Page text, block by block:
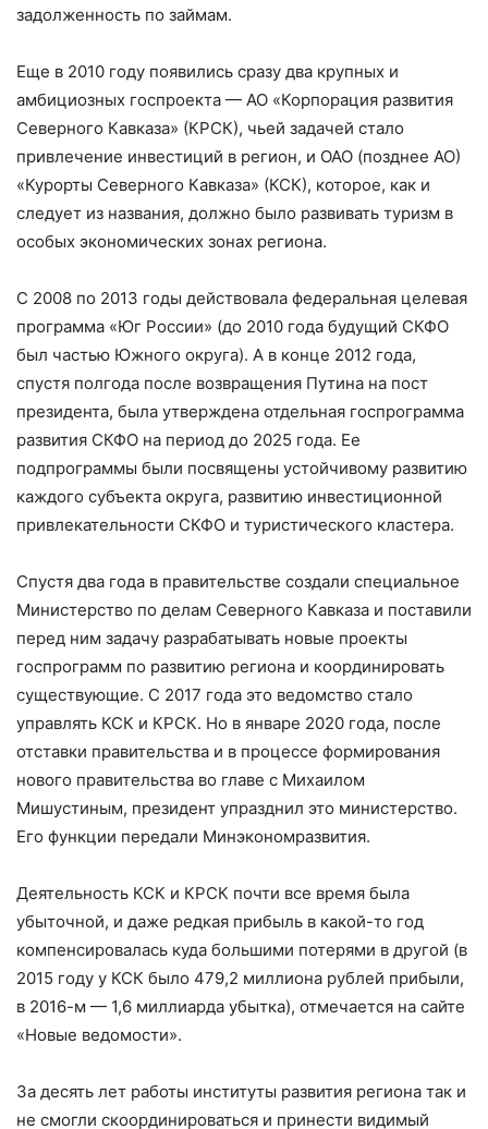
задолженность по займам.
Еще в 2010 году появились сразу два крупных и
амбициозных госпроекта — АО «Корпорация развития
Северного Кавказа» (КРСК), чьей задачей стало
привлечение инвестиций в регион, и ОАО (позднее АО)
«Курорты Северного Кавказа» (КСК), которое, как и
следует из названия, должно было развивать туризм в
особых экономических зонах региона.
С 2008 по 2013 годы действовала федеральная целевая
программа «Юг России» (до 2010 года будущий СКФО
был частью Южного округа). А в конце 2012 года,
спустя полгода после возвращения Путина на пост
президента, была утверждена отдельная госпрограмма
развития СКФО на период до 2025 года. Ее
подпрограммы были посвящены устойчивому развитию
каждого субъекта округа, развитию инвестиционной
привлекательности СКФО и туристического кластера.
Спустя два года в правительстве создали специальное
Министерство по делам Северного Кавказа и поставили
перед ним задачу разрабатывать новые проекты
госпрограмм по развитию региона и координировать
существующие. С 2017 года это ведомство стало
управлять КСК и КРСК. Но в январе 2020 года, после
отставки правительства и в процессе формирования
нового правительства во главе с Михаилом
Мишустиным, президент упразднил это министерство.
Его функции передали Минэкономразвития.
Деятельность КСК и КРСК почти все время была
убыточной, и даже редкая прибыль в какой-то год
компенсировалась куда большими потерями в другой (в
2015 году у КСК было 479,2 миллиона рублей прибыли,
в 2016-м — 1,6 миллиарда убытка), отмечается на сайте
«Новые ведомости».
За десять лет работы институты развития региона так и
не смогли скоординироваться и принести видимый